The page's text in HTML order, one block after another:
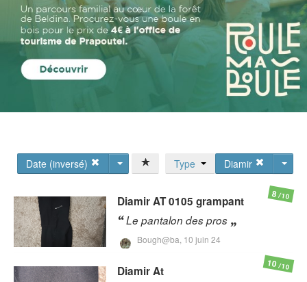
Date (inversé) Diamir
Type
DiamirAT 0105 grampant
Le pantalon des pros
Bough@ba, 10 juin 24
8/10
DiamirAt 10/10